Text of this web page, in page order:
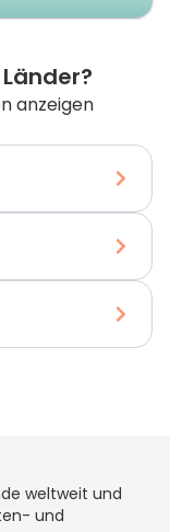
anzeigen
weltweit und
und